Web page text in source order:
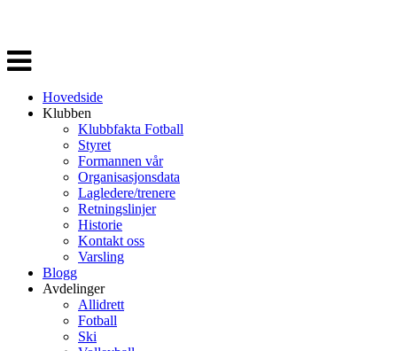
Veksle
navigasjon
Hovedside
Klubben
Klubbfakta Fotball
Styret
Formannen vår
Organisasjonsdata
Lagledere/trenere
Retningslinjer
Historie
Kontakt oss
Varsling
Blogg
Avdelinger
Allidrett
Fotball
Ski